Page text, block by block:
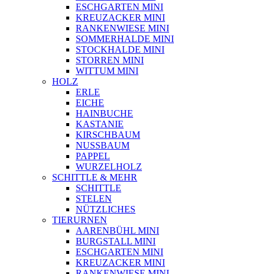
ESCHGARTEN MINI
KREUZACKER MINI
RANKENWIESE MINI
SOMMERHALDE MINI
STOCKHALDE MINI
STORREN MINI
WITTUM MINI
HOLZ
ERLE
EICHE
HAINBUCHE
KASTANIE
KIRSCHBAUM
NUSSBAUM
PAPPEL
WURZELHOLZ
SCHITTLE & MEHR
SCHITTLE
STELEN
NÜTZLICHES
TIERURNEN
AARENBÜHL MINI
BURGSTALL MINI
ESCHGARTEN MINI
KREUZACKER MINI